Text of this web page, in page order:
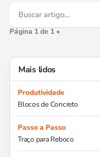
Página 1 de 1 •
Mais lidos
Produtividade
Blocos de Concreto
Passo a Passo
Traço para Reboco